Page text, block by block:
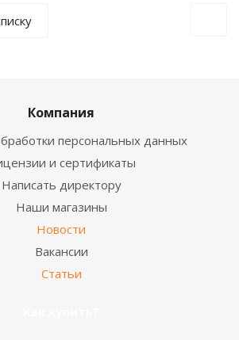
Компания
персональных данных
и сертификаты
Написать директору
Наши магазины
Новости
Вакансии
Статьи